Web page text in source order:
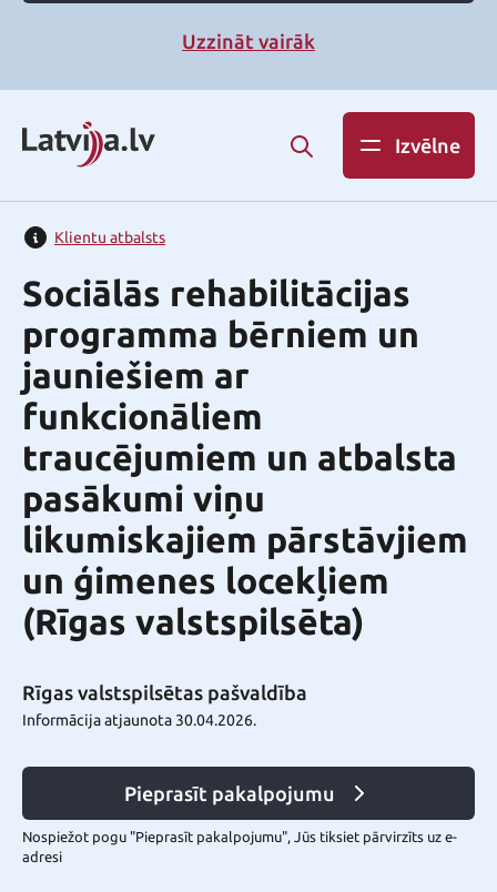
Uzzināt vairāk
Izvēlne
Klientu atbalsts
Sociālās rehabilitācijas
programma bērniem un
jauniešiem ar
funkcionāliem
traucējumiem un atbalsta
pasākumi viņu
likumiskajiem pārstāvjiem
un ģimenes locekļiem
(Rīgas valstspilsēta)
Rīgas valstspilsētas pašvaldība
Informācija atjaunota 30.04.2026.
Pieprasīt pakalpojumu
Nospiežot pogu "Pieprasīt pakalpojumu", Jūs tiksiet pārvirzīts uz e-
adresi